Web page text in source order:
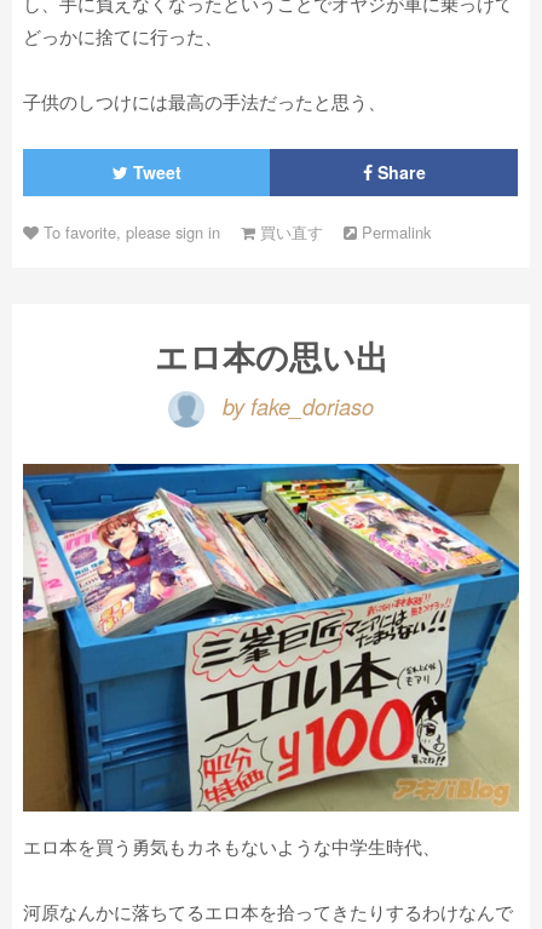
どっかに捨てに行った、
子供のしつけには最高の手法だったと思う、
Tweet Share
To favorite, please sign in 買い直す Permalink
エロ本の思い出
by fake_doriaso
エロ本を買う勇気もカネもないような中学生時代、
河原なんかに落ちてるエロ本を拾ってきたりするわけなんで